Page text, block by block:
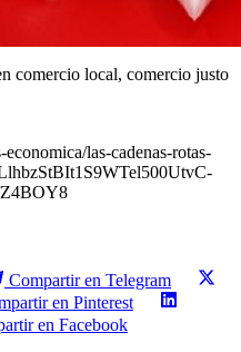
comercio local, comercio justo
las-cadenas-rotas-
Compartir en Telegram
en Pinterest
en Facebook